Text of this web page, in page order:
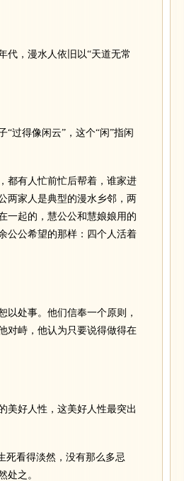
，漫水人依旧以“天道无常
得像闲云”，这个“闲”指闲
有人忙前忙后帮着，谁家进
两家人是典型的漫水乡邻，两
一起的，慧公公和慧娘娘用的
公公希望的那样：四个人活着
处事。他们信奉一个原则，
对峙，他认为只要说得做得在
好人性，这美好人性最突出
看得淡然，没有那么多忌
处之。